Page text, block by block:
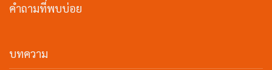
คำถามที่พบบ่อย
บทความ